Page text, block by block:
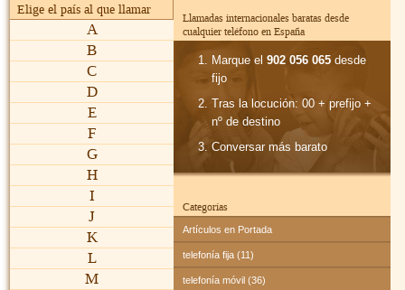
Elige el país al que llamar
A
B
C
D
E
F
G
H
I
J
K
L
M
Llamadas internacionales baratas desde
cualquier teléfono en España
Marque el902 056 065 desde
fijo
Tras la locución: 00 + prefijo +
nº de destino
Conversar más barato
Categorías
Artículos en Portada
telefonía fija (11)
telefonía móvil (36)